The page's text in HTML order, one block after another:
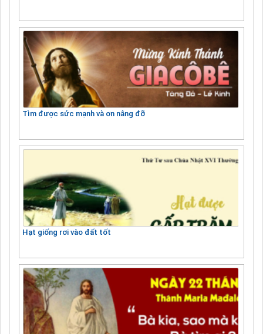
Tìm được sức mạnh và ơn nâng đỡ
Hạt giống rơi vào đất tốt